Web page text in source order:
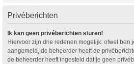
Privéberichten
Ik kan geen privéberichten sturen!
Hiervoor zijn drie redenen mogelijk: ofwel ben
aangemeld, de beheerder heeft de
de beheerder heeft ingesteld dat je geen